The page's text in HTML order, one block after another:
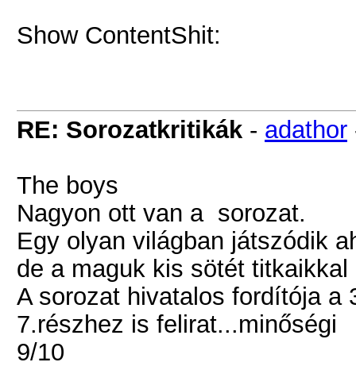
Show ContentShit:
RE: Sorozatkritikák - adathor
The boys
Nagyon ott van a sorozat.
Egy olyan világban játszódik
de a maguk kis sötét
A sorozat hivatalos fordítója a
7.részhez is felirat...minőségi
9/10